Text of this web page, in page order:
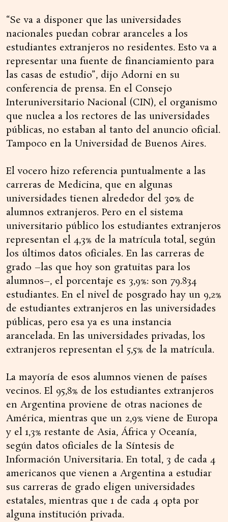
“Se va a disponer que las universidades
nacionales puedan cobrar aranceles a los
estudiantes extranjeros no residentes. Esto va a
representar una fuente de financiamiento para
las casas de estudio”, dijo Adorni en su
conferencia de prensa. En el Consejo
Interuniversitario Nacional (CIN), el organismo
que nuclea a los rectores de las universidades
públicas, no estaban al tanto del anuncio oficial.
Tampoco en la Universidad de Buenos Aires.
El vocero hizo referencia puntualmente a las
carreras de Medicina, que en algunas
universidades tienen alrededor del 30% de
alumnos extranjeros. Pero en el sistema
universitario público los estudiantes extranjeros
representan el 4,3% de la matrícula total, según
los últimos datos oficiales. En las carreras de
grado –las que hoy son gratuitas para los
alumnos–, el porcentaje es 3,9%: son 79.834
estudiantes. En el nivel de posgrado hay un 9,2%
de estudiantes extranjeros en las universidades
públicas, pero esa ya es una instancia
arancelada. En las universidades privadas, los
extranjeros representan el 5,5% de la matrícula.
La mayoría de esos alumnos vienen de países
vecinos. El 95,8% de los estudiantes extranjeros
en Argentina proviene de otras naciones de
América, mientras que un 2,9% viene de Europa
y el 1,3% restante de Asia, África y Oceanía,
según datos oficiales de la Síntesis de
Información Universitaria. En total, 3 de cada 4
americanos que vienen a Argentina a estudiar
sus carreras de grado eligen universidades
estatales, mientras que 1 de cada 4 opta por
alguna institución privada.